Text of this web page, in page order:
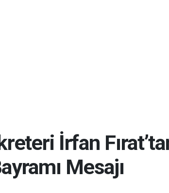
İrfan
Mesajı